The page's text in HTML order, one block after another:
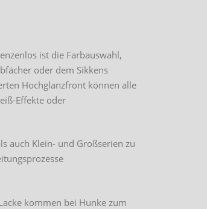
ist die Farbauswahl,
oder dem Sikkens
Hochglanzfront können alle
Effekte oder
auch Klein- und Großserien zu
kommen bei Hunke zum